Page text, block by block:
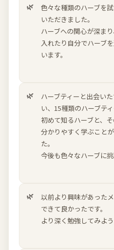
色々な種類のハーブを
いただきました。
ハーブへの関心が深ま
入れたり自分でハーブ
います。
ハーブティーと出会い
い、15種類のハーブテ
初めて知るハーブと、
分かりやすく学ぶこと
た。
今後も色々なハーブに
以前より興味があった
できて良かったです。
より深く勉強してみよ